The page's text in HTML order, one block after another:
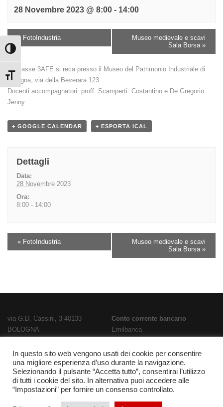
Attiva/disattiva alto contrasto
Attiva/disattiva dimensione testo
28 Novembre 2023 @ 8:00 - 14:00
« FotoIndustria
Museo medievale e scavi
Sala Borsa »
La classe 3AFE si reca presso il Museo del Patrimonio Industriale di
Bologna, via della Beverara 123.
Docenti accompagnatori: proff. Scamperti Costantino e De Gregorio
Jenny
+ GOOGLE CALENDAR + ESPORTA ICAL
Dettagli
Data:
28 Novembre 2023
Ora:
8:00 - 14:00
« FotoIndustria
Museo medievale e scavi
Sala Borsa »
via G.D. Cassini, 3 40133
BOLOGNA
E-Mail:bois02300g@istruzione.it
PEC: bois02300g@pec.istruzione.it
Codice meccanografico
BOIS02300G
Codice fiscale 91337340375
Conto corrente bancario
Emilbanca
IT28T0707236670000000186800
Codice FatturazioneUFPL93
Codice IPAistsc_bois02300g
In questo sito web vengono usati dei cookie per consentire
una migliore esperienza d’uso durante la navigazione.
Selezionando il pulsante “Accetta tutto”, consentirai l’utilizzo
di tutti i cookie del sito. In alternativa puoi accedere alle
“Impostazioni” per fornire un consenso controllato.